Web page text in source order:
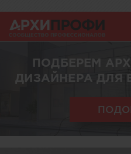
ПОДБЕРЕМ
ДИЗАЙНЕРА ДЛЯ